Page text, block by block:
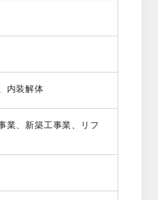
内装解体
業、新築工事業、リフ